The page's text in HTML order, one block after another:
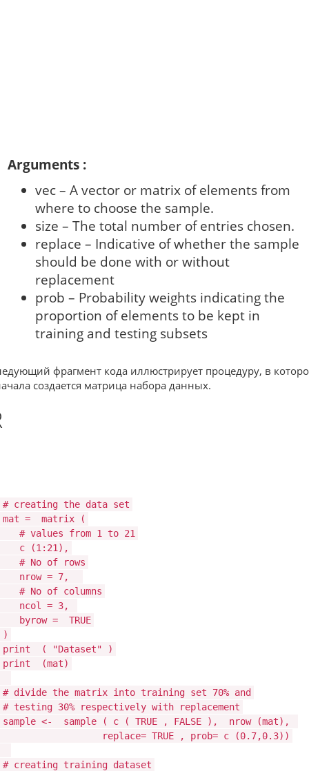
Arguments :
vec – A vector or matrix of elements from
where to choose the sample.
size – The total number of entries chosen.
replace – Indicative of whether the sample
should be done with or without
replacement
prob – Probability weights indicating the
proportion of elements to be kept in
training and testing subsets
фрагмент кода иллюстрирует процедуру, в
создается матрица набора данных.
# creating the data set
mat =
matrix
(
# values from 1 to 21
c
(1:21),
# No of rows
nrow = 7,
# No of columns
ncol = 3,
byrow =
TRUE
)
print
( "Dataset"
)
print
(mat)
# divide the matrix into training set 70% and
# testing 30% respectively with replacement
sample <-
sample ( c ( TRUE , FALSE ), nrow
(mat),
replace= TRUE , prob= c (0.7,0.3))
# creating training dataset